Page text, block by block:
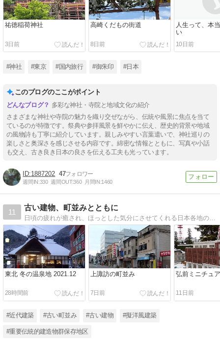
祐徳稲荷神社
3日前
高崎くだもの街道
8日前
人生って、本
い
10日前
#神社 #東京 #国内旅行 #御朱印 #日本
このブログのここがポイント
多彩な神社・寺院と地域文化の紹介
さまざまな神社や寺院の魅力を織り交ぜながら、伝統や風景に焦点を当て
ているのが特徴です。祭典や参拝風景を鮮やかに伝え、歴史的背景や地域
の風物詩も丁寧に紹介しています。親しみやすい言葉遣いで、神社巡りの
楽しさと奥深さを感じさせる内容です。綿密な情報とともに、写真や小話
も交え、古き良き日本の良さを伝える工夫も光っています。
1887202 47
週間IN:330 週間OUT:360 月間IN:1460
11
古い建物、町並みとともに
日頃の疲れが癒され、ほっとした気分にさせてくれる日本各地の古い建物や町並みを紹介します。
東北 冬の温泉地 2021.12
28時間前
上諏訪の町並み
7日前
弘前ミニチュ
11日前
#近代建築 #古い町並み #古い建物 #擬洋風建築
#重要伝統的建造物群保存地区